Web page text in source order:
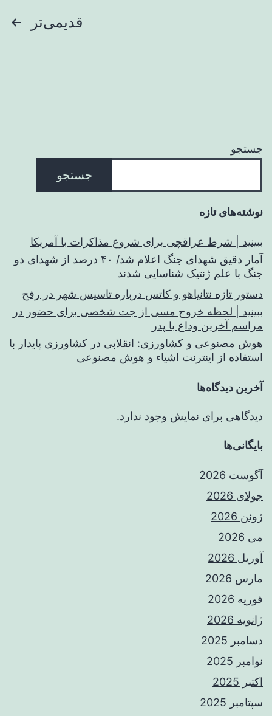
قدیمی‌تر
جستجو
جستجو
نوشته‌های تازه
ببینید | شرط عراقچی برای شروع مذاکرات با آمریکا
آمار دقیق شهدای جنگ اعلام شد/ ۴۰ درصد از شهدای دو
جنگ با علم ژنتیک شناسایی شدند
دستور تازه نتانیاهو و کاتس درباره تاسیس شهر در رفح
ببینید | لحظه خروج مسی از جت شخصی برای حضور در
مراسم آخرین وداع با پدر
هوش مصنوعی و کشاورزی: انقلابی در کشاورزی پایدار با
استفاده از اینترنت اشیاء و هوش مصنوعی
آخرین دیدگاه‌ها
دیدگاهی برای نمایش وجود ندارد.
بایگانی‌ها
آگوست 2026
جولای 2026
ژوئن 2026
می 2026
آوریل 2026
مارس 2026
فوریه 2026
ژانویه 2026
دسامبر 2025
نوامبر 2025
اکتبر 2025
سپتامبر 2025